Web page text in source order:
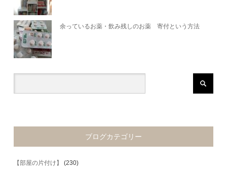
余っているお薬・飲み残しのお薬 寄付という方法
ブログカテゴリー
【部屋の片付け】 (230)